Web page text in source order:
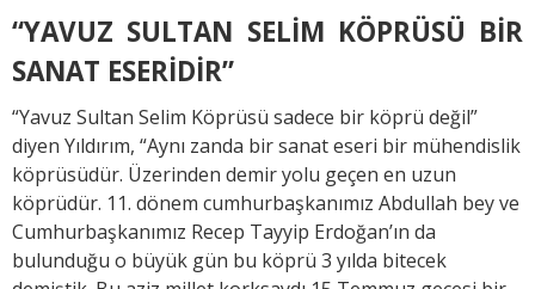
“YAVUZ SULTAN SELİM KÖPRÜSÜ BİR
SANAT ESERİDİR”
“Yavuz Sultan Selim Köprüsü sadece bir köprü değil”
diyen Yıldırım, “Aynı zanda bir sanat eseri bir mühendislik
köprüsüdür. Üzerinden demir yolu geçen en uzun
köprüdür. 11. dönem cumhurbaşkanımız Abdullah bey ve
Cumhurbaşkanımız Recep Tayyip Erdoğan’ın da
bulunduğu o büyük gün bu köprü 3 yılda bitecek